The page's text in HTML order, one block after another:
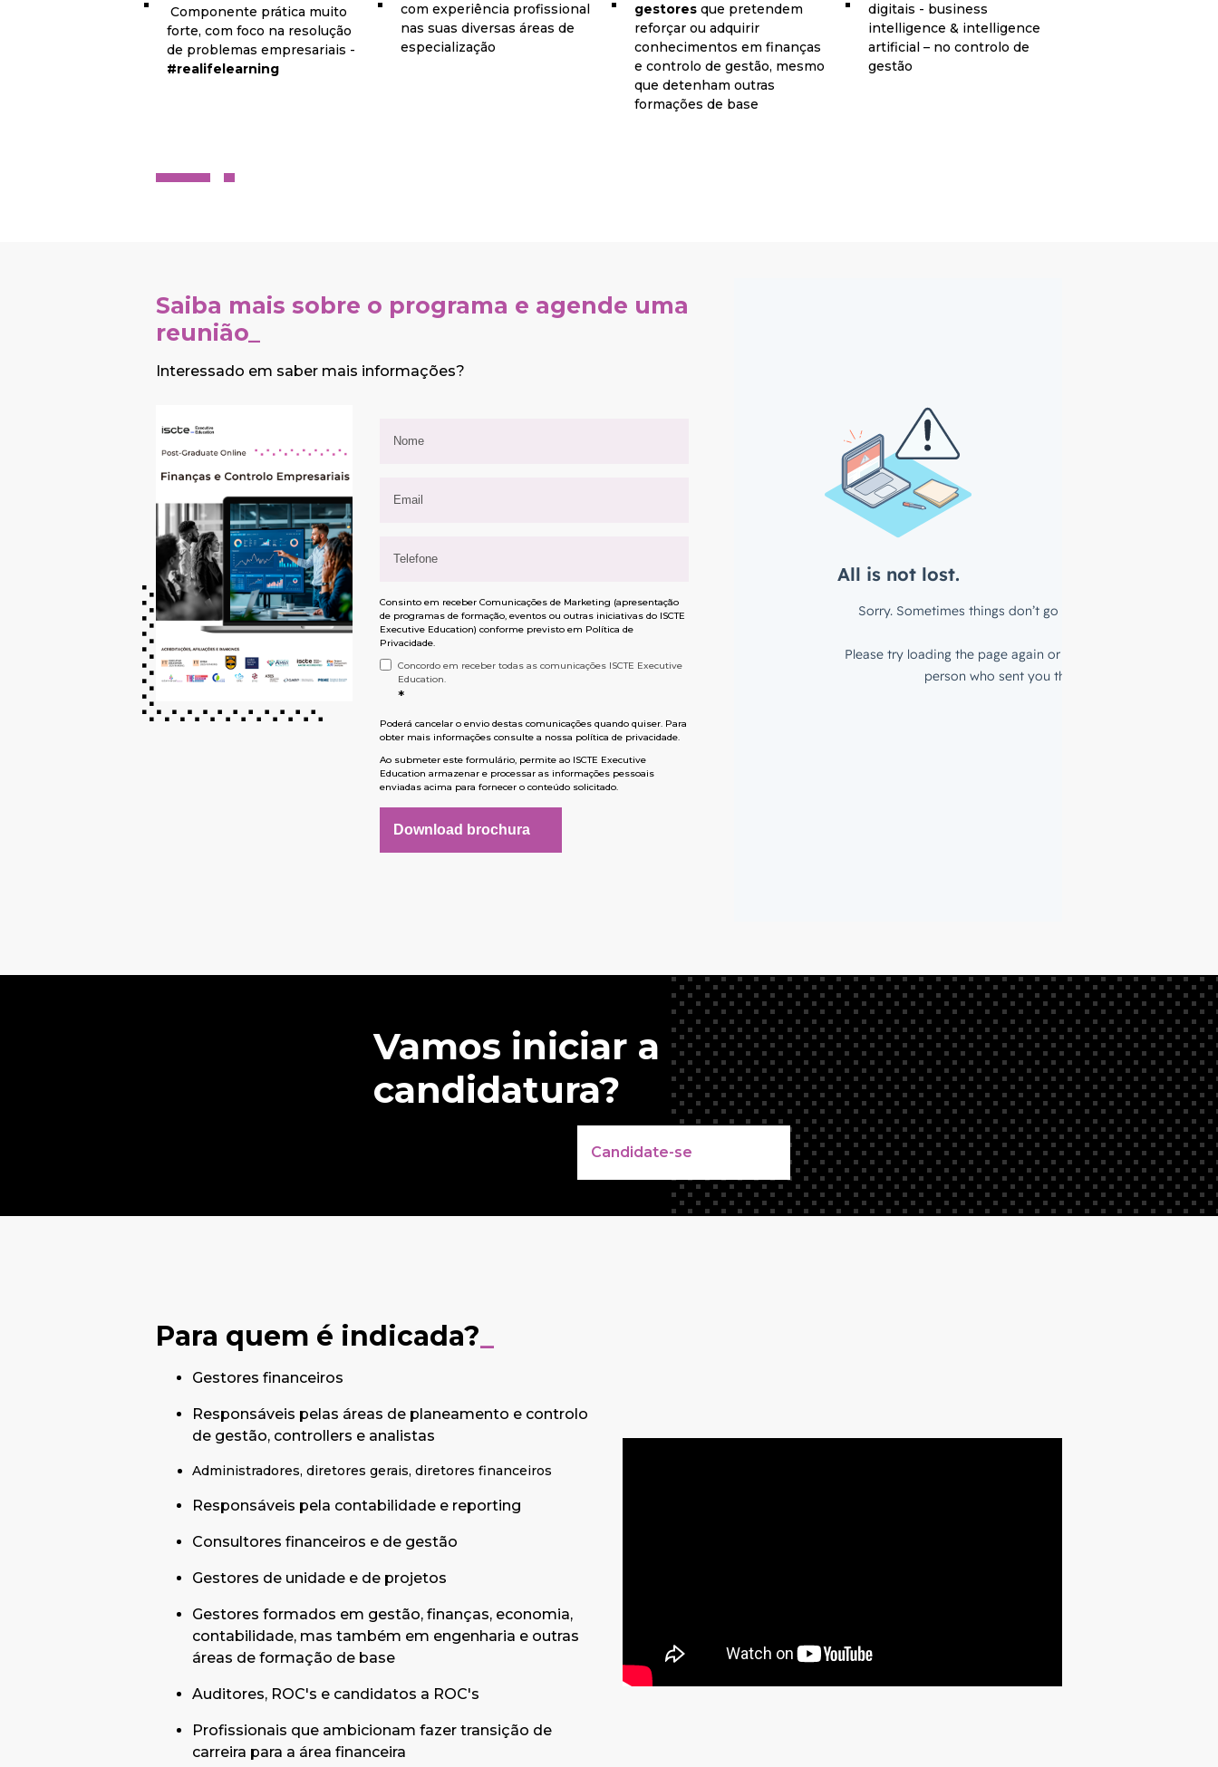
Componente prática muito
forte, com foco na resolução
de problemas empresariais -
#realifelearning
com experiência profissional
nas suas diversas áreas de
especialização
gestores que pretendem
reforçar ou adquirir
conhecimentos em finanças
e controlo de gestão, mesmo
que detenham outras
formações de base
digitais - business
intelligence & intelligence
artificial – no controlo de
gestão
Saiba mais sobre o programa e agende uma
reunião_
Interessado em saber mais informações?
Consinto em receber Comunicações de Marketing (apresentação
de programas de formação, eventos ou outras iniciativas do ISCTE
Executive Education) conforme previsto em Política de
Privacidade.
Concordo em receber todas as comunicações ISCTE Executive
Education.
*
Poderá cancelar o envio destas comunicações quando quiser. Para
obter mais informações consulte a nossa política de privacidade.
Ao submeter este formulário, permite ao ISCTE Executive
Education armazenar e processar as informações pessoais
enviadas acima para fornecer o conteúdo solicitado.
Vamos iniciar a
candidatura?
Candidate-se
Para quem é indicada?
Gestores financeiros
Responsáveis pelas áreas de planeamento e controlo
de gestão, controllers e analistas
Administradores, diretores gerais, diretores financeiros
Responsáveis pela contabilidade e reporting
Consultores financeiros e de gestão
Gestores de unidade e de projetos
Gestores formados em gestão, finanças, economia,
contabilidade, mas também em engenharia e outras
áreas de formação de base
Auditores, ROC's e candidatos a ROC's
Profissionais que ambicionam fazer transição de
carreira para a área financeira